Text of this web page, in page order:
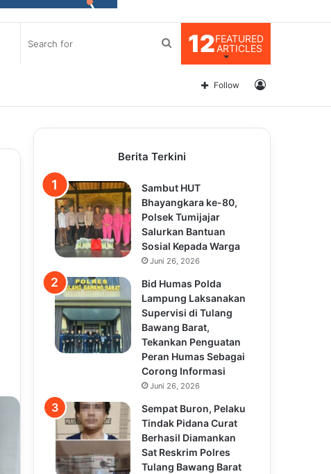
12FEATURED
ARTICLES
Search
Log
Follow
Berita Terkini
Sambut HUT
Bhayangkara ke-80,
Polsek Tumijajar
Salurkan Bantuan
Sosial Kepada Warga
Juni 26, 2026
Bid Humas Polda
Lampung Laksanakan
Supervisi di Tulang
Bawang Barat,
Tekankan Penguatan
Peran Humas Sebagai
Corong Informasi
Juni 26, 2026
Sempat Buron, Pelaku
Tindak Pidana Curat
Berhasil Diamankan
Sat Reskrim Polres
Tulang Bawang Barat